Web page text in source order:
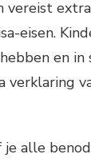
vereist
eisen.
en in
verklaring
je alle